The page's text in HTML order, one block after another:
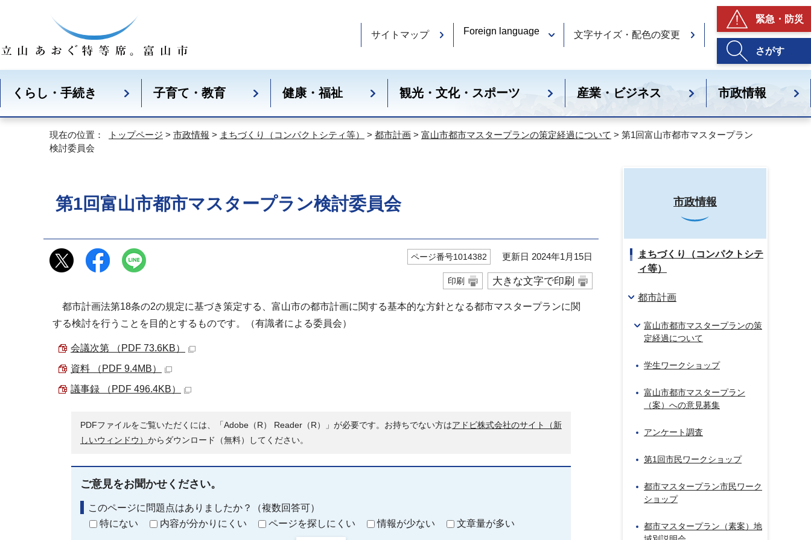
サイトマップ Foreign language 文字サイズ・配色の変更
緊急・防災
さがす
くらし・手続き 子育て・教育 健康・福祉 観光・文化・スポーツ 産業・ビジネス 市政情報
現在の位置： トップページ > 市政情報 > まちづくり（コンパクトシティ等） > 都市計画 > 富山市都市マスタープランの策定経過について > 第1回富山市都市マスタープラン
検討委員会
第1回富山市都市マスタープラン検討委員会
ページ番号1014382 更新日 2024年1月15日
印刷 大きな文字で印刷
都市計画法第18条の2の規定に基づき策定する、富山市の都市計画に関する基本的な方針となる都市マスタープランに関
する検討を行うことを目的とするものです。（有識者による委員会）
会議次第 （PDF 73.6KB）
資料 （PDF 9.4MB）
議事録 （PDF 496.4KB）
PDFファイルをご覧いただくには、「Adobe（R） Reader（R）」が必要です。お持ちでない方はアドビ株式会社のサイト（新
しいウィンドウ） からダウンロード（無料）してください。
ご意見をお聞かせください。
このページに問題点はありましたか？（複数回答可）
特にない
内容が分かりにくい ページを探しにくい 情報が少ない 文章量が多い
市政情報
まちづくり（コンパクトシテ
ィ等）
都市計画
富山市都市マスタープランの策
定経過について
学生ワークショップ
富山市都市マスタープラン
（案）への意見募集
アンケート調査
第1回市民ワークショップ
都市マスタープラン市民ワーク
ショップ
都市マスタープラン（素案）地